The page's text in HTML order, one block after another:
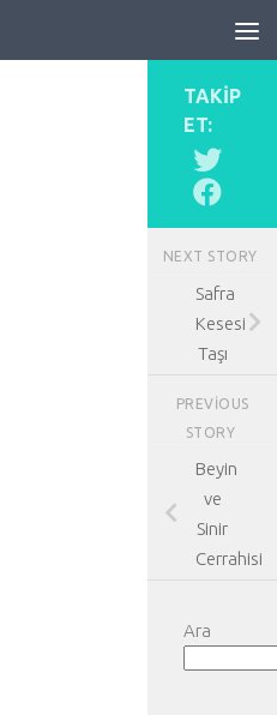
TAKIP
ET:
NEXT STORY
Safra
Kesesi
Taşı
PREVIOUS
STORY
Beyin
ve
Sinir
Cerrahisi
Ara